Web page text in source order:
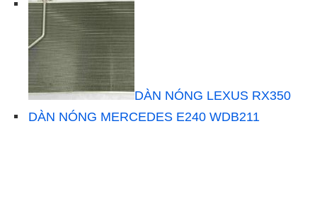
DÀN NÓNG LEXUS RX350
DÀN NÓNG MERCEDES E240 WDB211